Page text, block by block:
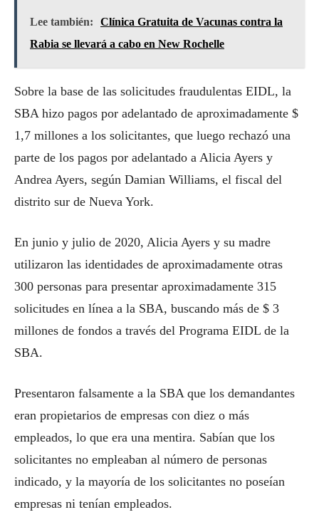
Lee también:
Clínica Gratuita de Vacunas contra la
Rabia se llevará a cabo en New Rochelle
Sobre la base de las solicitudes fraudulentas EIDL, la
SBA hizo pagos por adelantado de aproximadamente $
1,7 millones a los solicitantes, que luego rechazó una
parte de los pagos por adelantado a Alicia Ayers y
Andrea Ayers, según Damian Williams, el fiscal del
distrito sur de Nueva York.
En junio y julio de 2020, Alicia Ayers y su madre
utilizaron las identidades de aproximadamente otras
300 personas para presentar aproximadamente 315
solicitudes en línea a la SBA, buscando más de $ 3
millones de fondos a través del Programa EIDL de la
SBA.
Presentaron falsamente a la SBA que los demandantes
eran propietarios de empresas con diez o más
empleados, lo que era una mentira. Sabían que los
solicitantes no empleaban al número de personas
indicado, y la mayoría de los solicitantes no poseían
empresas ni tenían empleados.